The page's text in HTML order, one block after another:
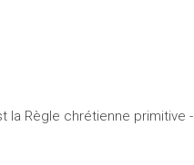
la Règle chrétienne primitive -